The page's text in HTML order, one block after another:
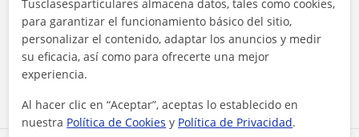
Al hacer clic, aceptas nuestroaviso legaly deprivacidad
Tusclasesparticulares almacena datos, tales como cookies,
para garantizar el funcionamiento básico del sitio,
personalizar el contenido, adaptar los anuncios y medir
su eficacia, así como para ofrecerte una mejor
experiencia.
Al hacer clic en “Aceptar”, aceptas lo establecido en
nuestra Política de Cookies y Política de Privacidad.